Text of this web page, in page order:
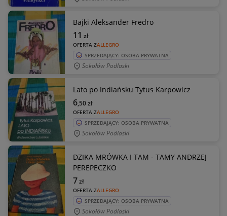
Bajki Aleksander Fredro
OFERTA ZALLEGRO
11 zł
SPRZEDAJĄCY: OSOBA PRYWATNA
Sokołów Podlaski
Lato po Indiańsku Tytus Karpowicz
OFERTA ZALLEGRO
6,50zł
SPRZEDAJĄCY: OSOBA PRYWATNA
Sokołów Podlaski
DZIKA MRÓWKA I TAM - TAMY ANDRZEJ
PEREPECZKO
OFERTA ZALLEGRO
7zł
SPRZEDAJĄCY: OSOBA PRYWATNA
Sokołów Podlaski